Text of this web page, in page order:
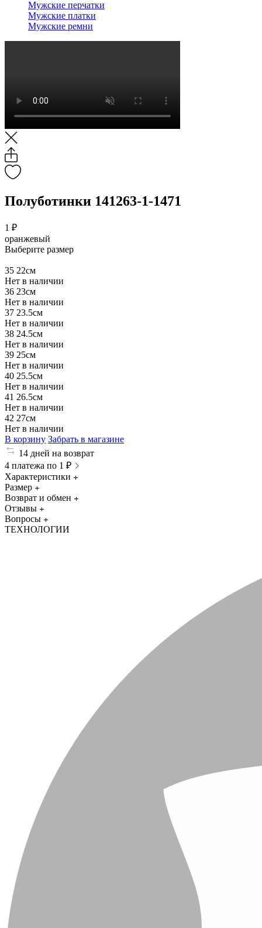
Мужские перчатки
Мужские платки
Мужские ремни
Полуботинки 141263-1-1471
1 ₽
оранжевый
Выберите размер
35 22см
Нет в наличии
36 23см
Нет в наличии
37 23.5см
Нет в наличии
38 24.5см
Нет в наличии
39 25см
Нет в наличии
40 25.5см
Нет в наличии
41 26.5см
Нет в наличии
42 27см
Нет в наличии
В корзину Забрать в магазине
14 дней на возврат
4 платежа по 1 ₽
Характеристики
Размер
Возврат и обмен
Отзывы
Вопросы
ТЕХНОЛОГИИ